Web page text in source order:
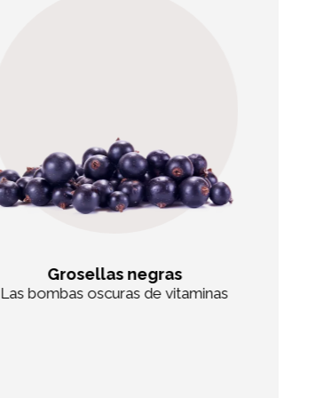
Grosellas negras
Las bombas oscuras de vitaminas